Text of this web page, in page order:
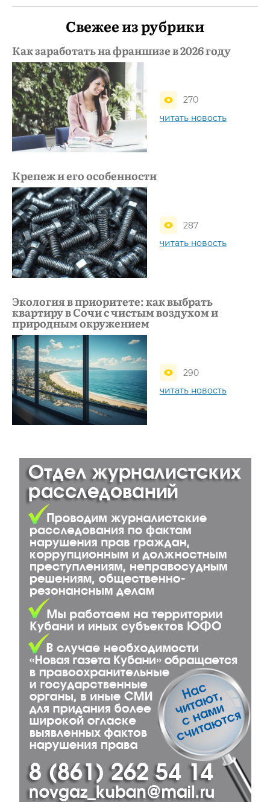
Свежее из рубрики
Как заработать на франшизе в 2026 году
270
читать новость
Крепеж и его особенности
287
читать новость
Экология в приоритете: как выбрать
квартиру в Сочи с чистым воздухом и
природным окружением
290
читать новость